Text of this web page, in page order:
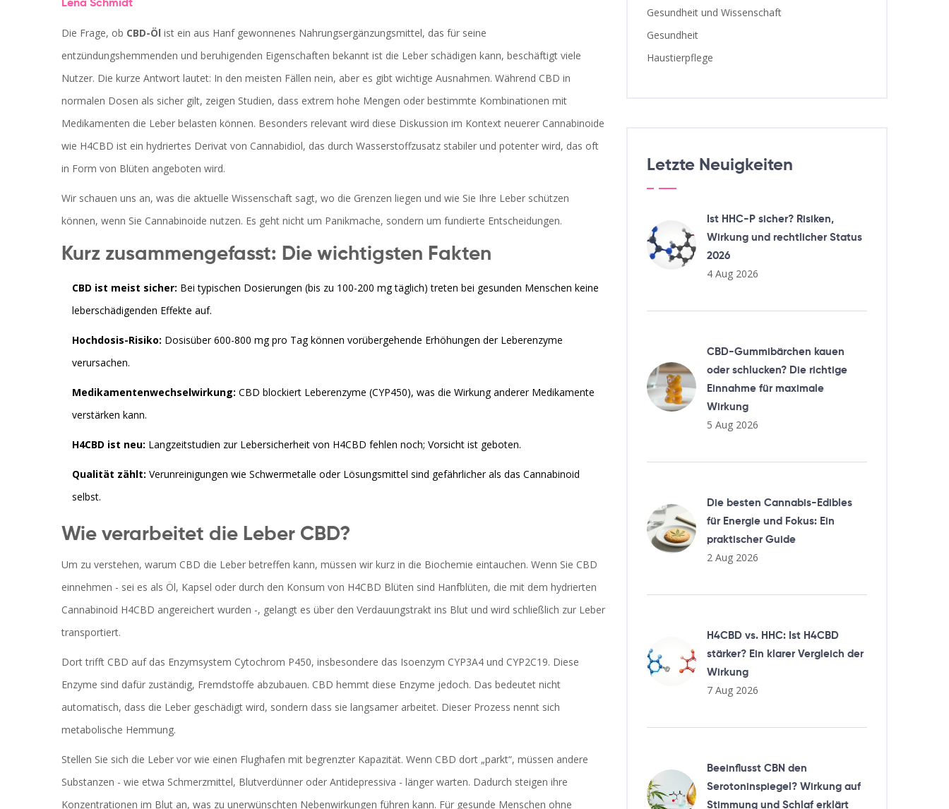
Lena Schmidt
Die Frage, ob CBD-Öl ist ein aus Hanf gewonnenes Nahrungsergänzungsmittel, das für seine
entzündungshemmenden und beruhigenden Eigenschaften bekannt ist die Leber schädigen kann, beschäftigt viele
Nutzer. Die kurze Antwort lautet: In den meisten Fällen nein, aber es gibt wichtige Ausnahmen. Während CBD in
normalen Dosen als sicher gilt, zeigen Studien, dass extrem hohe Mengen oder bestimmte Kombinationen mit
Medikamenten die Leber belasten können. Besonders relevant wird diese Diskussion im Kontext neuerer Cannabinoide
wie H4CBD ist ein hydriertes Derivat von Cannabidiol, das durch Wasserstoffzusatz stabiler und potenter wird, das oft
in Form von Blüten angeboten wird.
Wir schauen uns an, was die aktuelle Wissenschaft sagt, wo die Grenzen liegen und wie Sie Ihre Leber schützen
können, wenn Sie Cannabinoide nutzen. Es geht nicht um Panikmache, sondern um fundierte Entscheidungen.
Kurz zusammengefasst: Die wichtigsten Fakten
CBD ist meist sicher: Bei typischen Dosierungen (bis zu 100-200 mg täglich) treten bei gesunden Menschen keine
leberschädigenden Effekte auf.
Hochdosis-Risiko: Dosisüber 600-800 mg pro Tag können vorübergehende Erhöhungen der Leberenzyme
verursachen.
Medikamentenwechselwirkung: CBD blockiert Leberenzyme (CYP450), was die Wirkung anderer Medikamente
verstärken kann.
H4CBD ist neu: Langzeitstudien zur Lebersicherheit von H4CBD fehlen noch; Vorsicht ist geboten.
Qualität zählt: Verunreinigungen wie Schwermetalle oder Lösungsmittel sind gefährlicher als das Cannabinoid
selbst.
Wie verarbeitet die Leber CBD?
Um zu verstehen, warum CBD die Leber betreffen kann, müssen wir kurz in die Biochemie eintauchen. Wenn Sie CBD
einnehmen - sei es als Öl, Kapsel oder durch den Konsum von H4CBD Blüten sind Hanfblüten, die mit dem hydrierten
Cannabinoid H4CBD angereichert wurden -, gelangt es über den Verdauungstrakt ins Blut und wird schließlich zur Leber
transportiert.
Dort trifft CBD auf das Enzymsystem Cytochrom P450, insbesondere das Isoenzym CYP3A4 und CYP2C19. Diese
Enzyme sind dafür zuständig, Fremdstoffe abzubauen. CBD hemmt diese Enzyme jedoch. Das bedeutet nicht
automatisch, dass die Leber geschädigt wird, sondern dass sie langsamer arbeitet. Dieser Prozess nennt sich
metabolische Hemmung.
Stellen Sie sich die Leber vor wie einen Flughafen mit begrenzter Kapazität. Wenn CBD dort „parkt“, müssen andere
Substanzen - wie etwa Schmerzmittel, Blutverdünner oder Antidepressiva - länger warten. Dadurch steigen ihre
Konzentrationen im Blut an, was zu unerwünschten Nebenwirkungen führen kann. Für gesunde Menschen ohne
Gesundheit und Wissenschaft
Gesundheit
Haustierpflege
Letzte Neuigkeiten
Ist HHC-P sicher? Risiken,
Wirkung und rechtlicher Status
2026
4 Aug 2026
CBD-Gummibärchen kauen
oder schlucken? Die richtige
Einnahme für maximale
Wirkung
5 Aug 2026
Die besten Cannabis-Edibles
für Energie und Fokus: Ein
praktischer Guide
2 Aug 2026
H4CBD vs. HHC: Ist H4CBD
stärker? Ein klarer Vergleich der
Wirkung
7 Aug 2026
Beeinflusst CBN den
Serotoninspiegel? Wirkung auf
Stimmung und Schlaf erklärt